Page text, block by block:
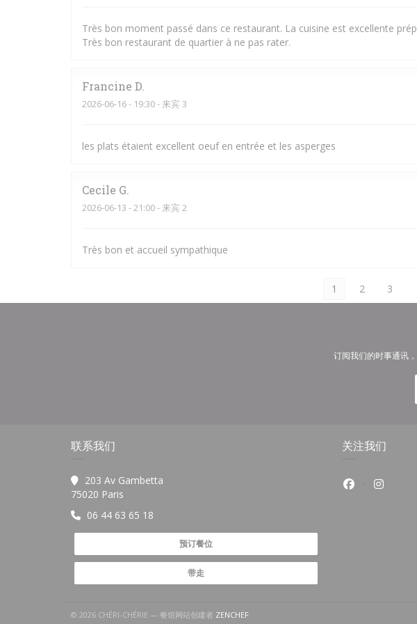
Très bon moment passé dans ce restaurant. La cuisine est excellente
Très bon restaurant de quartier à ne pas rater.
Francine D
2026-06-16- 19:30 - 来宾 3
les plats étaient excellent oeuf en entrée et les asperges
Cecile G
2026-06-13 - 21:00 - 来宾 2
Très bon et accueil sympathique
1 2 3
订阅我们的时事通讯
联系我们
203 Av Gambetta
75020 Paris
06 44 63 65 18
预订餐位
带走
关注我们
Facebook ((
© 2026 CHÉRI-CHÉRIE — 餐馆网站创建者 ZENCHEF((在新窗口中打开))